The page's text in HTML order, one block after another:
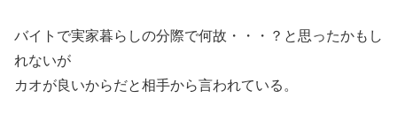
バイトで実家暮らしの分際で何故・・・？と思ったかもし
れないが
カオが良いからだと相手から言われている。